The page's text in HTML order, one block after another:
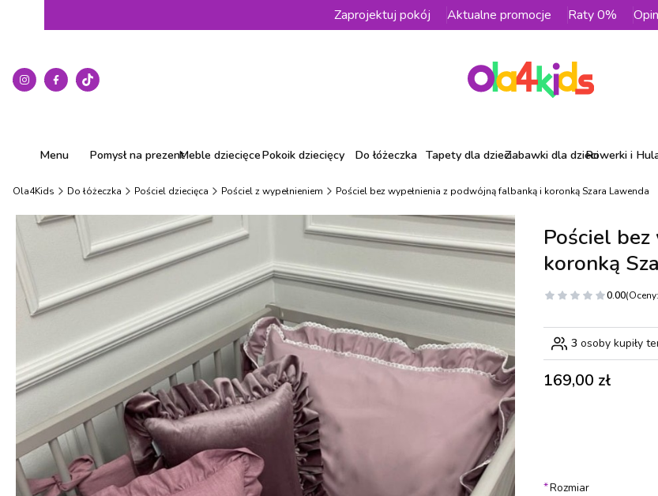
Zaprojektuj pokój Aktualne promocje Raty 0%
Menu Pomysł na prezentMeble dziecięcePokoik dziecięcy Do łóżeczka Tapety dla dzieciZabawki dla dzieciRowerki i
Ola4Kids Do łóżeczka Pościel dziecięca Pościel z wypełnieniem Pościel bez wypełnienia z podwójną falbanką i koronką Szara Lawenda
Pościel
koronką
0.00
3 osoby kupiły
Cena
169,00 zł
*Rozmiar